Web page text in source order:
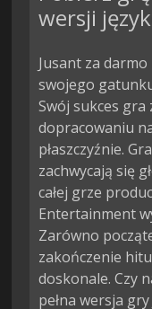
wersji
Jusant za
swojego
Swój sukces gra
dopracowaniu
płaszczyźnie.
zachwycają się
całej grze
Entertainment
Zarówno
zakończenie
doskonale. Czy
pełna wersja